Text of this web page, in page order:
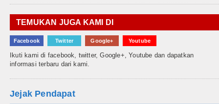
TEMUKAN JUGA KAMI DI
Facebook Twitter Google+ Youtube
Ikuti kami di facebook, twitter, Google+, Youtube dan dapatkan
informasi terbaru dari kami.
Jejak Pendapat